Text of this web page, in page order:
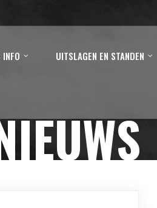
UITSLAGEN EN STANDEN